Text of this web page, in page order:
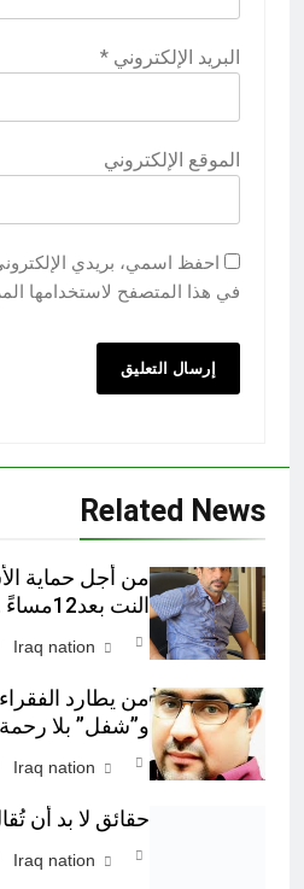
البريد الإلكتروني *
الموقع الإلكتروني
احفظ اسمي، بريدي
في هذا المتصفح لاستخدامها
Related News
من أجل حماية
النت بعد12مساءً ….
Iraq nation
من يطارد
و”شفل” بلا رحمة
Iraq nation
حقائق لا بد أن
Iraq nation